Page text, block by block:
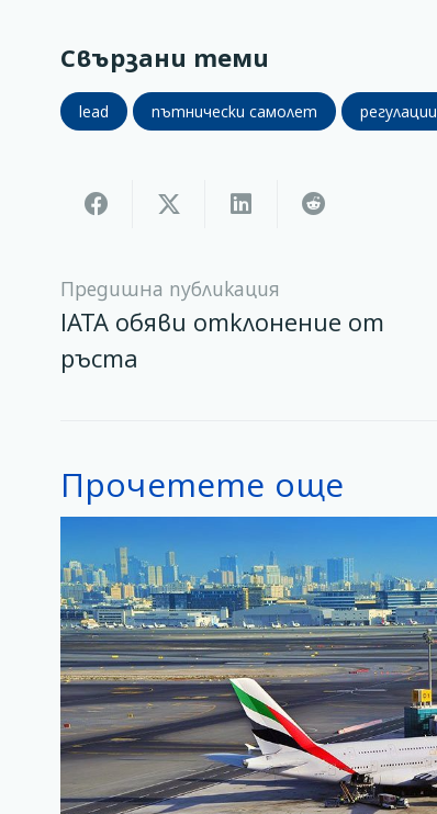
Свързани теми
lead пътнически самолет регулации
Предишна публикация
IATA обяви отклонение от
ръста
Прочетете още